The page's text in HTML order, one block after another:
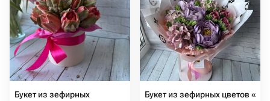
Букет из зефирных
Букет из зефирных цветов «